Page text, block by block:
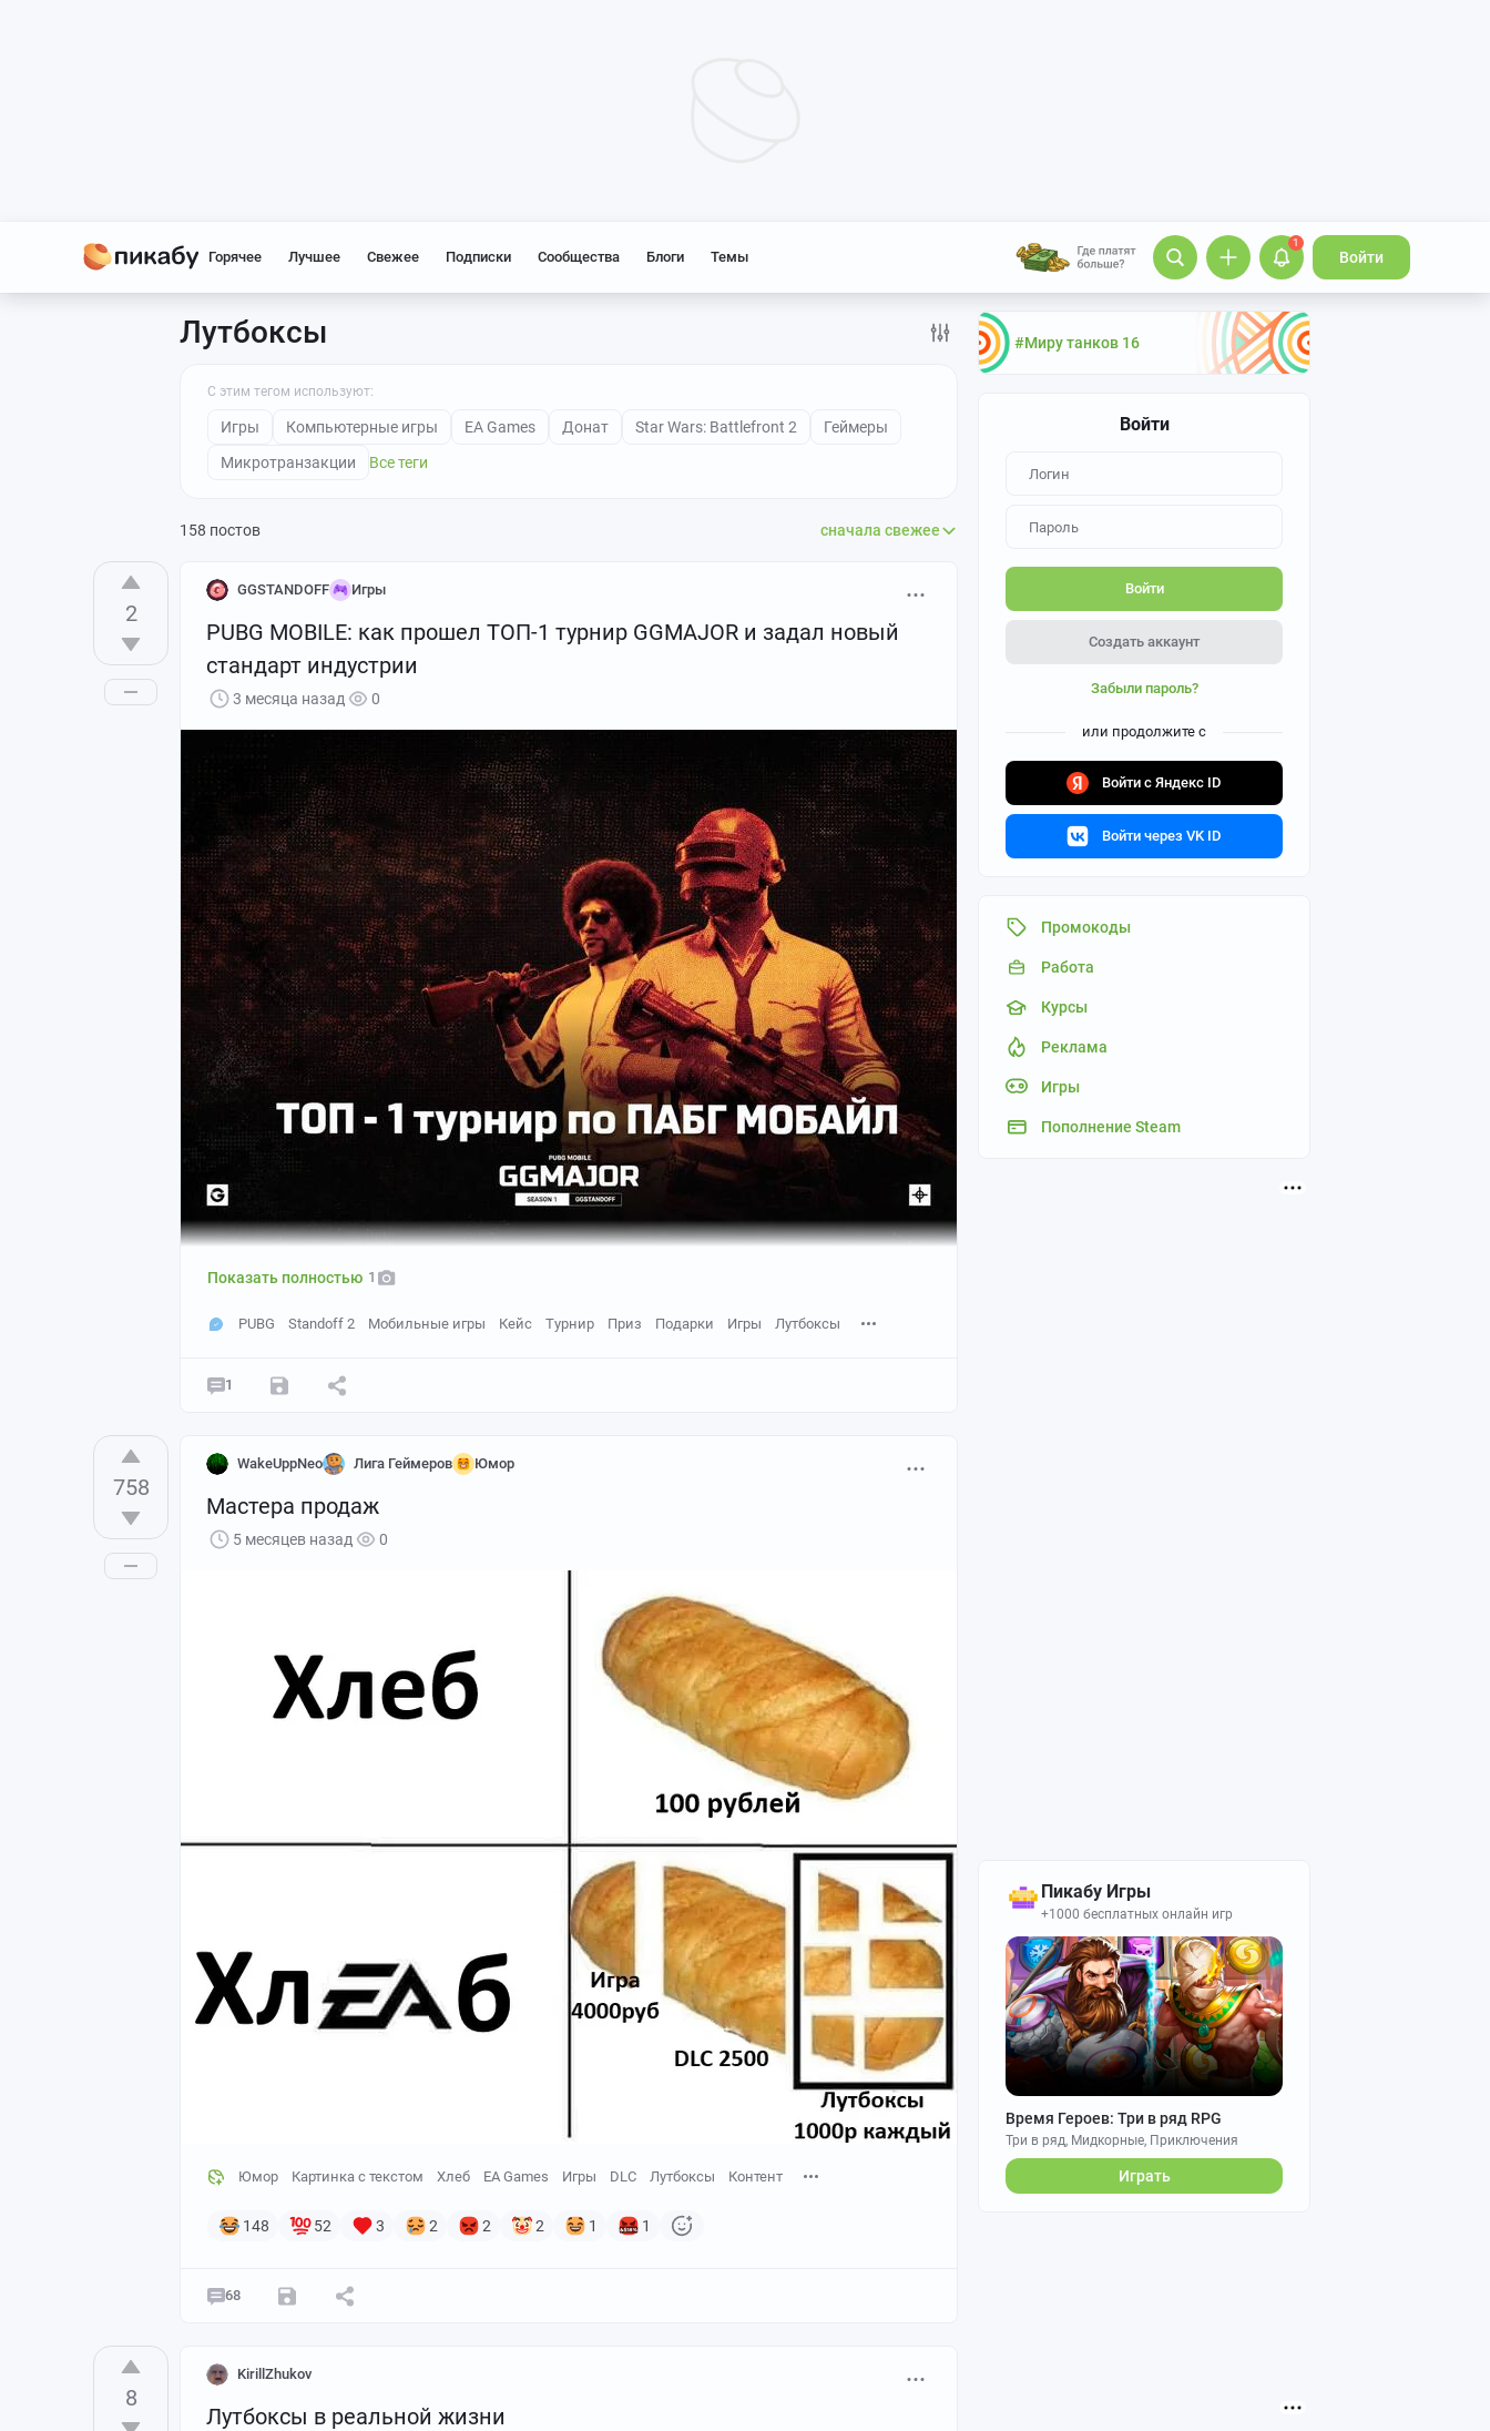
Горячее Лучшее Свежее Подписки Сообщества Блоги Темы
1
Войти
#Миру танков 16
Войти
Войти
Создать аккаунт
Забыли пароль?
или продолжите с
Войти с Яндекс ID
Войти через VK ID
Промокоды
Работа
Курсы
Реклама
Игры
Пополнение Steam
Пикабу Игры
+1000 бесплатных онлайн игр
Время Героев: Три в ряд RPG
Три в ряд, Мидкорные, Приключения
Играть
Лутбоксы
С этим тегом используют:
Игры Компьютерные игры EA Games Донат Star Wars: Battlefront 2
Геймеры
Микротранзакции
Все теги
158 постов сначала свежее
2
GGSTANDOFF Игры
PUBG MOBILE: как прошел ТОП-1 турнир GGMAJOR и задал новый
стандарт индустрии
3 месяца назад 0
Показать полностью 1
PUBG Standoff 2 Мобильные игры Кейс Турнир Приз Подарки Игры Лутбоксы
1
758
WakeUppNeo Лига Геймеров Юмор
Мастера продаж
5 месяцев назад 0
Юмор Картинка с текстом Хлеб EA Games Игры DLC Лутбоксы Контент
148 52 3 2 2 2 1 1
68
8
KirillZhukov
Лутбоксы в реальной жизни